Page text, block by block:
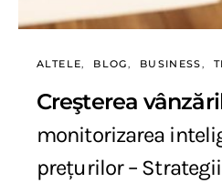
ALTELE BLOG BUSINESS
Creşterea
monitorizarea
prețurilor –